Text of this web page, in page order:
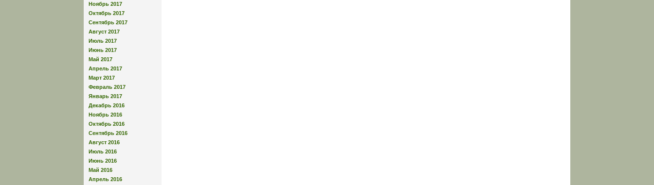
Ноябрь 2017
Октябрь 2017
Сентябрь 2017
Август 2017
Июль 2017
Июнь 2017
Май 2017
Апрель 2017
Март 2017
Февраль 2017
Январь 2017
Декабрь 2016
Ноябрь 2016
Октябрь 2016
Сентябрь 2016
Август 2016
Июль 2016
Июнь 2016
Май 2016
Апрель 2016